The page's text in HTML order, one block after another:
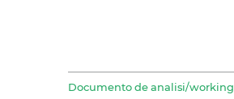
Documento de analisi/working